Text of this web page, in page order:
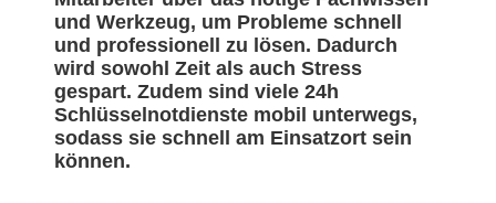
und Werkzeug, um Probleme schnell
und professionell zu lösen. Dadurch
wird sowohl Zeit als auch Stress
gespart. Zudem sind viele 24h
Schlüsselnotdienste mobil unterwegs,
sodass sie schnell am Einsatzort sein
können.